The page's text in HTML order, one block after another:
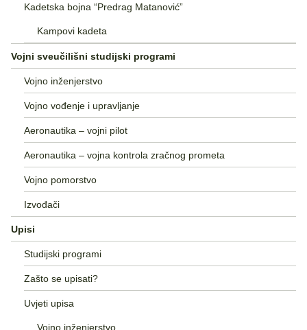
Kadetska bojna “Predrag Matanović”
Kampovi kadeta
Vojni sveučilišni studijski programi
Vojno inženjerstvo
Vojno vođenje i upravljanje
Aeronautika – vojni pilot
Aeronautika – vojna kontrola zračnog prometa
Vojno pomorstvo
Izvođači
Upisi
Studijski programi
Zašto se upisati?
Uvjeti upisa
Vojno inženjerstvo